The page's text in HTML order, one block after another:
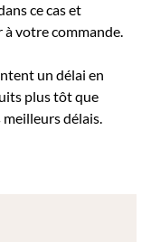
ce cas et
à votre commande.
un délai en
plus tôt que
meilleurs délais.